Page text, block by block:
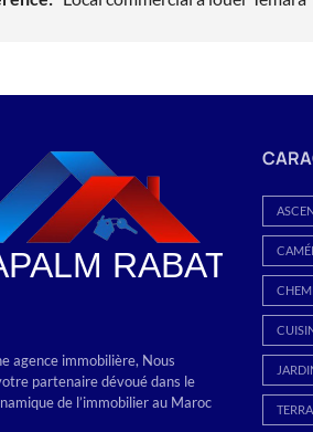
agence immobilière, Nous
partenaire dévoué dans le
de l’immobilier au Maroc